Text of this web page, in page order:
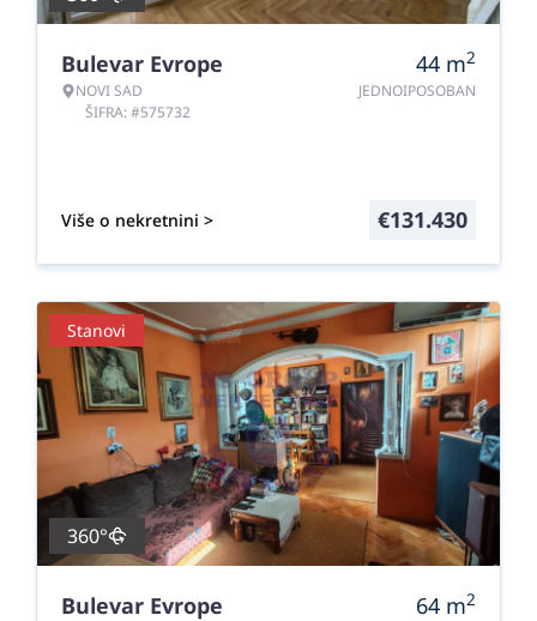
Bulevar Evrope
NOVI SAD
ŠIFRA: #575732
44 m2
JEDNOIPOSOBAN
Više o nekretnini > €131.430
Stanovi
360°
Bulevar Evrope 64 m2